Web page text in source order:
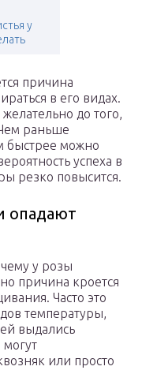
у
причина
в его видах.
до того,
раньше
быстрее можно
успеха в
резко повысится.
опадают
у розы
причина кроется
Часто это
температуры,
выдались
или просто